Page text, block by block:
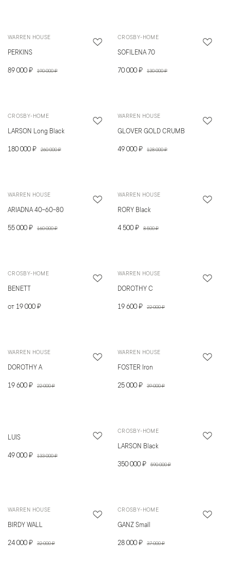
WARREN HOUSE
PERKINS
89 000 ₽ 190 000 ₽
CROSBY-HOME
SOFILENA 70
70 000 ₽ 130 000 ₽
CROSBY-HOME
LARSON Long Black
180 000 ₽ 260 000 ₽
WARREN HOUSE
GLOVER GOLD CRUMB
49 000 ₽ 128 000 ₽
WARREN HOUSE
ARIADNA 40-60-80
55 000 ₽ 160 000 ₽
WARREN HOUSE
RORY Black
4 500 ₽ 8 500 ₽
CROSBY-HOME
BENETT
от 19 000 ₽
WARREN HOUSE
DOROTHY C
19 600 ₽ 22 000 ₽
WARREN HOUSE
DOROTHY A
19 600 ₽ 22 000 ₽
WARREN HOUSE
FOSTER Iron
25 000 ₽ 39 000 ₽
LUIS
49 000 ₽ 133 000 ₽
CROSBY-HOME
LARSON Black
350 000 ₽ 590 000 ₽
WARREN HOUSE
BIRDY WALL
24 000 ₽ 32 000 ₽
CROSBY-HOME
GANZ Small
28 000 ₽ 37 000 ₽